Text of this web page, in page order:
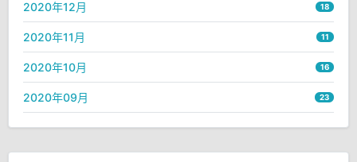
2020年12月 18
2020年11月 11
2020年10月 16
2020年09月 23